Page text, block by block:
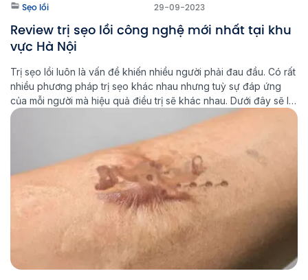
Sẹo lồi 29-09-2023
Review trị sẹo lồi công nghệ mới nhất tại khu
vực Hà Nội
Trị sẹo lồi luôn là vấn đề khiến nhiều người phải đau đầu. Có rất
nhiều phương pháp trị sẹo khác nhau nhưng tuỳ sự đáp ứng
của mỗi người mà hiệu quả điều trị sẽ khác nhau. Dưới đây sẽ là
những review trị sẹo lồi công nghệ mới nhất giúp hành trình trị